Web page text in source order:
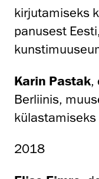
kirjutamiseks
panusest
Karin Pastak,
Berliinis,
külastamiseks
2018